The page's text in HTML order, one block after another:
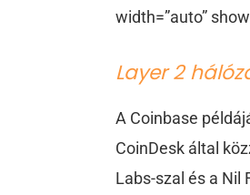
width=”auto”
Layer 2
A Coinbase
CoinDesk által
Labs-szal és a Nil